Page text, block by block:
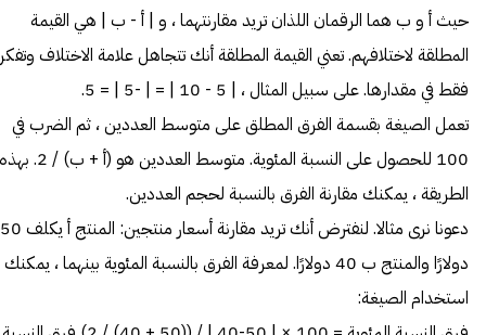
حيث أ و ب هما الرقمان اللذان تريد مقارنتهما ، و | أ - ب | هي القيمة
المطلقة لاختلافهم. تعني القيمة المطلقة أنك تتجاهل علامة الاختلاف وتفكر
فقط في مقدارها. على سبيل المثال ، | 5 - 10 | = | -5 | = 5.
تعمل الصيغة بقسمة الفرق المطلق على متوسط العددين ، ثم الضرب في
100 للحصول على النسبة المئوية. متوسط العددين هو (أ + ب) / 2. بهذه
الطريقة ، يمكنك مقارنة الفرق بالنسبة لحجم العددين.
دعونا نرى مثالا. لنفترض أنك تريد مقارنة أسعار منتجين: المنتج أ يكلف 50
دولارًا والمنتج ب 40 دولارًا. لمعرفة الفرق بالنسبة المئوية بينهما ، يمكنك
استخدام الصيغة: